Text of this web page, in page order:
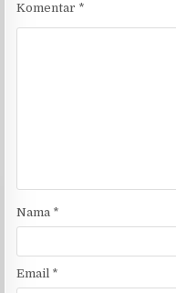
Komentar *
Nama *
Email *